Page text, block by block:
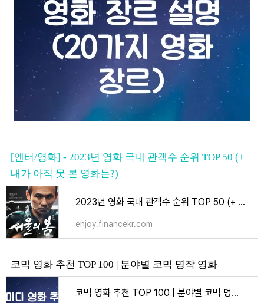
[엔터/영화] - 2023년 영화 국내 관객수 순위 TOP 50 (+
내가 아직 못 본 영화는?)
2023년 영화 국내 관객수 순위 TOP 50 (+ 내가 아직 못 본 영화는?)
enjoy.financekr.com
코믹 영화 추천 TOP 100 | 분야별 코믹 명작 영화
코믹 영화 추천 TOP 100 | 분야별 코믹 명작 영화 - 엔터